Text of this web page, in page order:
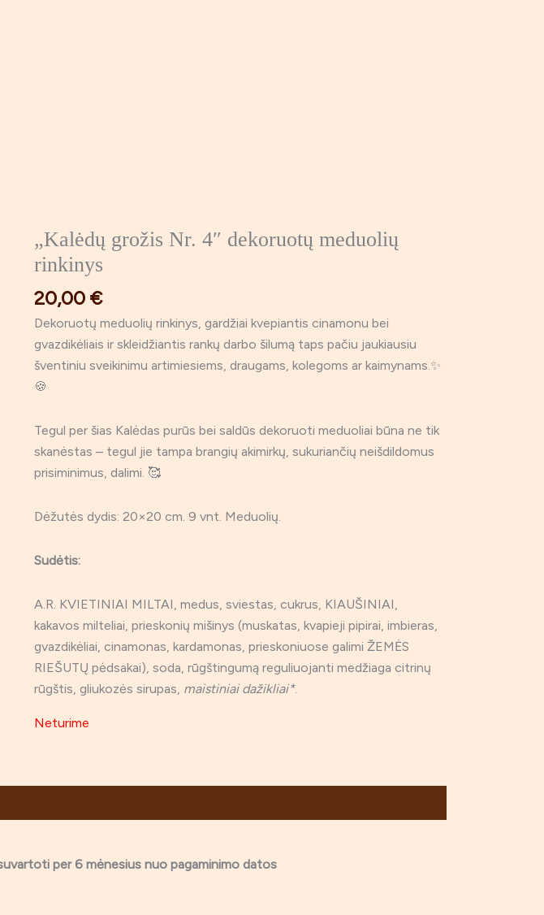
„Kalėdų grožis Nr. 4″ dekoruotų meduolių
rinkinys
20,00€
Dekoruotų meduolių rinkinys, gardžiai kvepiantis cinamonu bei
gvazdikėliais ir skleidžiantis rankų darbo šilumą taps pačiu jaukiausiu
šventiniu sveikinimu artimiesiems, draugams, kolegoms ar kaimynams.✨
🍪
Tegul per šias Kalėdas purūs bei saldūs dekoruoti meduoliai būna ne tik
skanėstas – tegul jie tampa brangių akimirkų, sukuriančių neišdildomus
prisiminimus, dalimi. 🥰
Dėžutės dydis: 20×20 cm. 9 vnt. Meduolių.
Sudėtis:
A.R. KVIETINIAI MILTAI, medus, sviestas, cukrus, KIAUŠINIAI,
kakavos milteliai, prieskonių mišinys (muskatas, kvapieji pipirai, imbieras,
gvazdikėliai, cinamonas, kardamonas, prieskoniuose galimi ŽEMĖS
RIEŠUTŲ pėdsakai), soda, rūgštingumą reguliuojanti medžiaga citrinų
rūgštis, gliukozės sirupas, maistiniai dažikliai*.
Neturime
per 6 mėnesius nuo pagaminimo datos